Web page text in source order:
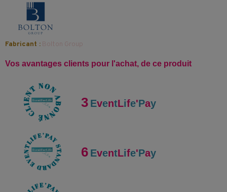
Fabricant : Bolton Group
Vos avantages clients pour l'achat, de ce produit
3 EventLife'Pay
6 EventLife'Pay